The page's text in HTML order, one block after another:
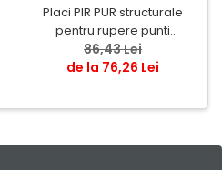
Placi PIR PUR structurale
pentru rupere punti
termice tamplarie
86,43 Lei
de la 76,26 Lei